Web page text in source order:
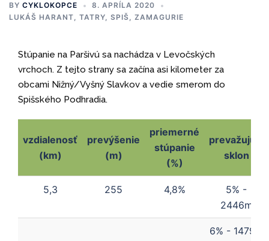
BY CYKLOKOPCE
8. APRÍLA 2020
LUKÁŠ HARANT, TATRY, SPIŠ, ZAMAGURIE
Stúpanie na Paršivú sa nachádza v Levočských
vrchoch. Z tejto strany sa začína asi kilometer za
obcami Nižný/Vyšný Slavkov a vedie smerom do
Spišského Podhradia.
vzdialenosť
(km)
prevýšenie
(m)
priemerné
stúpanie
(%)
prevažujúci
sklon
vzdialenosť
prevýšenie
priemerné
(%)
prevažujúci
sklon
5,3 255 4,8%
5% -
2446m
6% - 1479m